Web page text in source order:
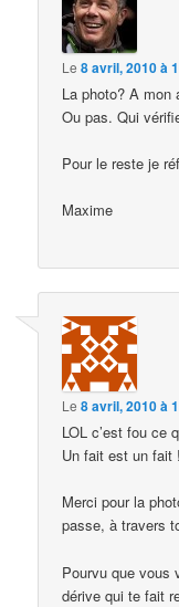
Le8 avril, 2010 à
La photo? A mon
Ou pas. Qui
Pour le reste je
Maxime
Le8 avril, 2010 à
LOL c’est fou ce
Un fait est un fait !
Merci pour la
passe, à travers
Pourvu que vous
dérive qui te fait